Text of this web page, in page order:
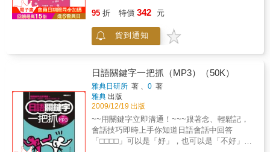
大的特徵，是將日本文化的要素大量融入會話
當中。不僅設計了介紹日本文化的主題，更讓
學習者在閱讀之中，窺見日本生活場景呈現出
差、留學，更可廣泛應用在各種場面，例如寫
信或電子郵件給外國朋友，或在國際交流場合
與人溝通等。每個主題皆由四段會話構成，在
某些非特定場合才會出現的主題中，我們特別
為學習者編寫了「禮貌體」和「常體」兩種會
話，讓大家能夠同時學習這兩種文體。此外，
本書編入了日本人在日常生活中普遍使用的表
達方式，因此，學習者能學習到許多一般教科
95 折 特價 342 元
貨到通知
日語關鍵字一把抓（MP3）（50K）
雅典日研所 著 、0 著
雅典 出版
2009/12/19 出版
~~用關鍵字立即溝通！~~~跟著念、輕鬆記，
會話技巧即時上手你知道日語會話中回答
「□□□□」可以是「好」，也可以是「不好」